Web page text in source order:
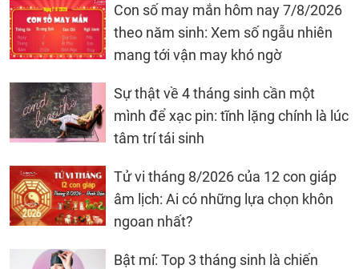
Con số may mắn hôm nay 7/8/2026
theo năm sinh: Xem số ngẫu nhiên
mang tới vận may khó ngờ
Sự thật về 4 tháng sinh cần một
mình để xạc pin: tĩnh lặng chính là lúc
tâm trí tái sinh
Tử vi tháng 8/2026 của 12 con giáp
âm lịch: Ai có những lựa chọn khôn
ngoan nhất?
Bật mí: Top 3 tháng sinh là chiến